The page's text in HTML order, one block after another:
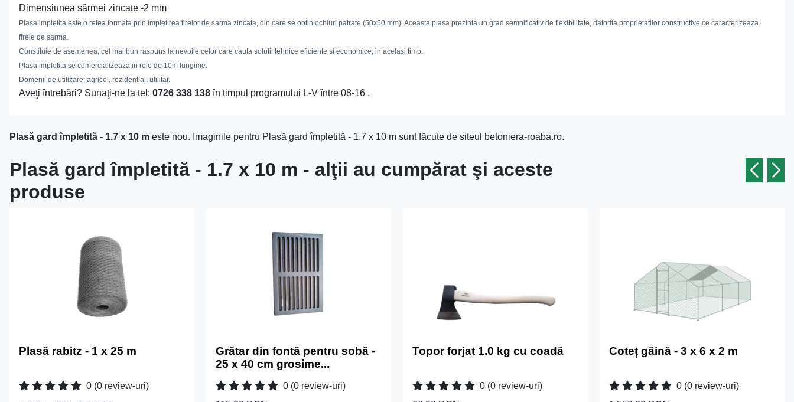
Dimensiunea sârmei zincate -2 mm
Plasa impletita este o retea formata prin impletirea firelor de sarma zincata, din care se obtin ochiuri patrate (50x50 mm). Aceasta plasa prezinta un grad semnificativ de flexibilitate, datorita proprietatilor constructive ce caracterizeaza
firele de sarma.
Constituie de asemenea, cel mai bun raspuns la nevoile celor care cauta solutii tehnice eficiente si economice, in acelasi timp.
Plasa impletita se comercializeaza in role de 10m lungime.
Domenii de utilizare: agricol, rezidential, utilitar.
Aveţi întrebări? Sunaţi-ne la tel: 0726 338 138în timpul programului L-V între 08-16 .
Plasă gard împletită - 1.7 x 10 m este nou. Imaginile pentru Plasă gard împletită - 1.7 x 10 m sunt făcute de siteul betoniera-roaba.ro.
Plasă gard împletită - 1.7 x 10 m - alţii au cumpărat şi aceste
produse
Plasă rabitz - 1 x 25 m
0 (0 review-uri)
Grătar din fontă pentru sobă -
25 x 40 cm grosime...
0 (0 review-uri)
Topor forjat 1.0 kg cu coadă
0 (0 review-uri)
Coteț găină - 3 x 6 x 2 m
0 (0 review-uri)